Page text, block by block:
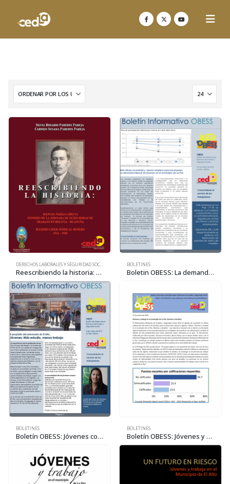
DERECHOS LABORALES Y SEGURIDAD SOCIAL
Reescribiendo la historia: Manuel Pareja Abecia. Pionero de la jornada de ocho horas de trabajo en Bolivia-Huanuni; Máximo líder sindical minero 1914-1920
BOLETINES
Boletin OBESS: La demanda laboral de jóvenes en el municipio de La Paz
BOLETINES
Boletín OBESS: Jóvenes con mas estudio, menos trabajo
BOLETINES
Boletín OBESS: Jóvenes y trabajo en el municipio de La Paz. Brechas y desafíos